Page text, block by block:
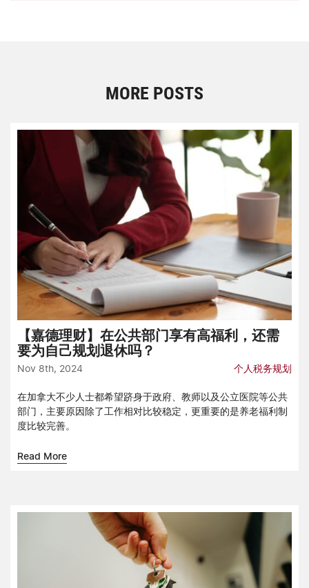
MORE POSTS
【嘉德理财】在公共部门享有高福利，还需
要为自己规划退休吗？
Nov 8th, 2024 个人税务规划
在加拿大不少人士都希望跻身于政府、教师以及公立医院等公共
部门，主要原因除了工作相对比较稳定，更重要的是养老福利制
度比较完善。
Read More